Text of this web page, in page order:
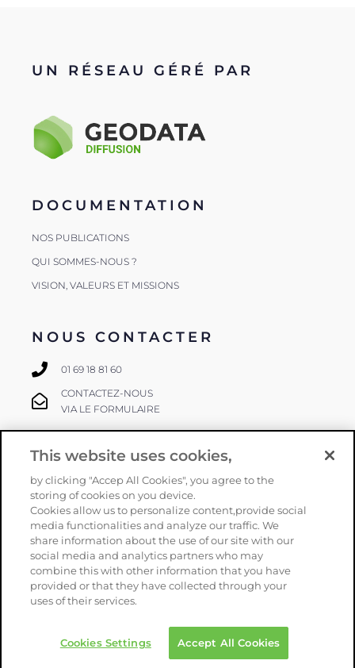
UN RÉSEAU GÉRÉ PAR
DOCUMENTATION
NOS PUBLICATIONS
QUI SOMMES-NOUS ?
VISION, VALEURS ET MISSIONS
NOUS CONTACTER
01 69 18 81 60
CONTACTEZ-NOUS
VIA LE FORMULAIRE
SUIVEZ-NOUS
CopyrightOrphéon–Mentions légales
This website uses cookies,
by clicking "Accep All Cookies", you agree to the
storing of cookies on you device.
Cookies allow us to personalize content,provide social
media functionalities and analyze our traffic. We
share information about the use of our site with our
social media and analytics partners who may
combine this with other information that you have
provided or that they have collected through your
uses of their services.
Cookies Settings Accept All Cookies